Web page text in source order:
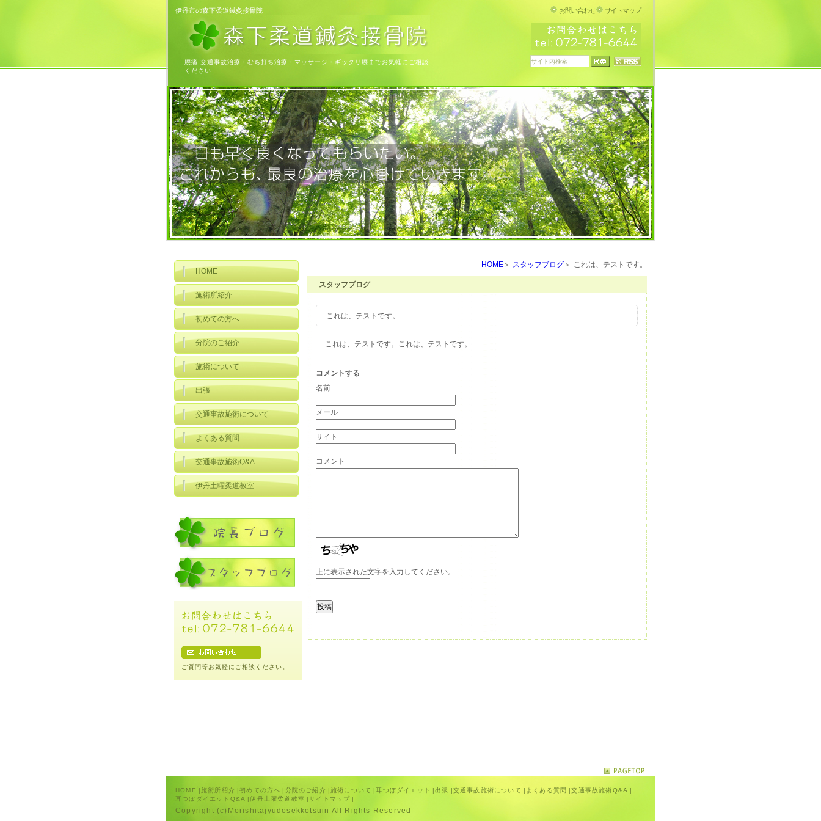
伊丹市の森下柔道鍼灸接骨院
腰痛,交通事故治療・むち打ち治療・マッサージ・ギックリ腰までお気軽にご相談
ください
お問い合わせ サイトマップ
HOME スタッフブログ これは、テストです。
スタッフブログ
これは、テストです。
これは、テストです。これは、テストです。
コメントする
名前
メール
サイト
上に表示された文字を入力してください。
コメント
HOME
施術所紹介
初めての方へ
分院のご紹介
施術について
出張
交通事故施術について
よくある質問
交通事故施術Q&A
伊丹土曜柔道教室
ご質問等お気軽にご相談ください。
HOME |施術所紹介 |初めての方へ | 分院のご紹介 |施術について |耳つぼダイエット |出張 |交通事故施術について | よくある質問 |交通事故施術Q&A |
耳つぼダイエットQ&A |伊丹土曜柔道教室 |サイトマップ |
Copyright (c)Morishitajyudosekkotsuin All Rights Reserved